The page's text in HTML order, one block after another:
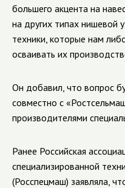
большего акцента на
на других типах нишевой
техники, которые нам
осваивать их
Он добавил, что вопрос
совместно с
производителями
Ранее Российская
специализированной
(Росспецмаш) заявляла,